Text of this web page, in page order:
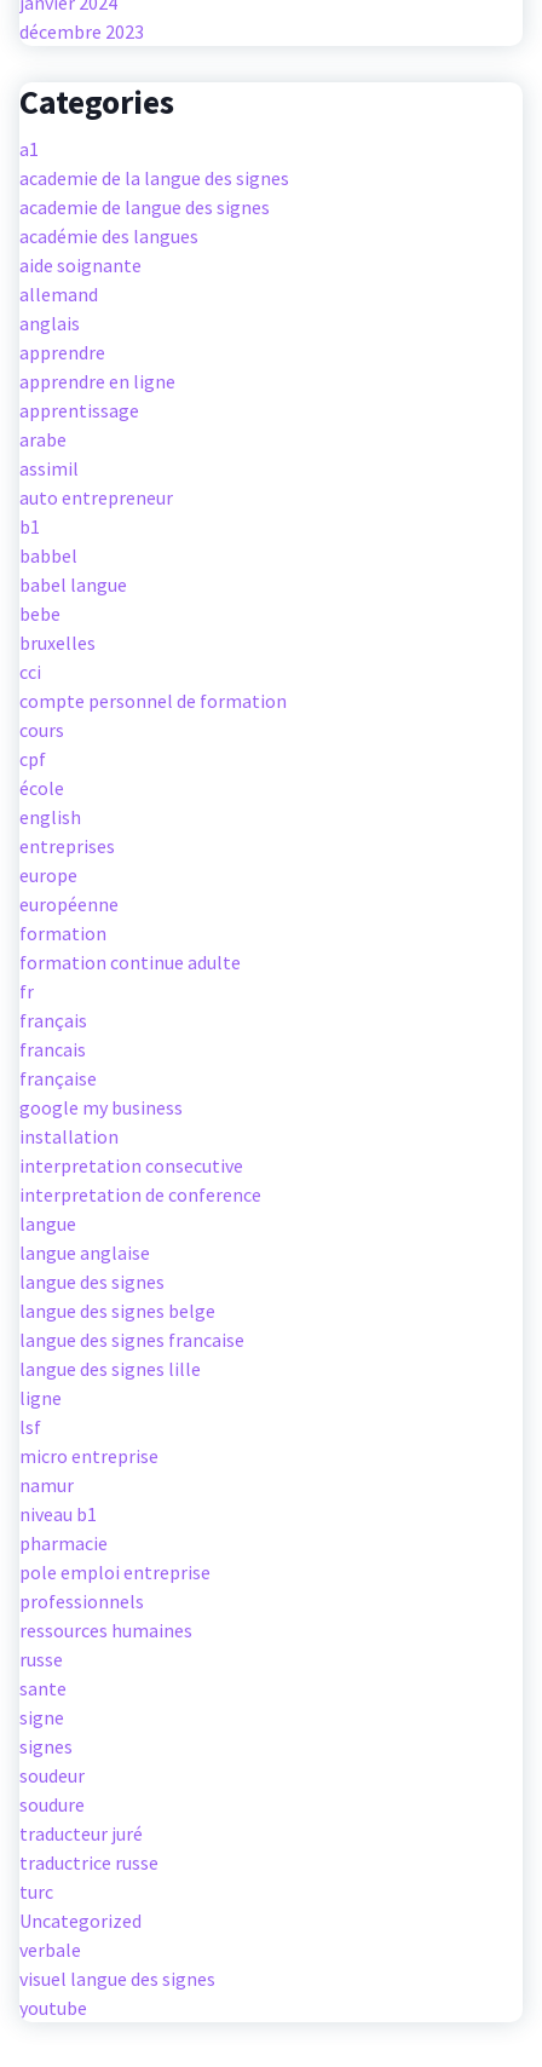
décembre 2023
Categories
a1
academie de la langue des signes
academie de langue des signes
académie des langues
aide soignante
allemand
anglais
apprendre
apprendre en ligne
apprentissage
arabe
assimil
auto entrepreneur
b1
babbel
babel langue
bebe
bruxelles
cci
compte personnel de formation
cours
cpf
école
english
entreprises
europe
européenne
formation
formation continue adulte
fr
français
francais
française
google my business
installation
interpretation consecutive
interpretation de conference
langue
langue anglaise
langue des signes
langue des signes belge
langue des signes francaise
langue des signes lille
ligne
lsf
micro entreprise
namur
niveau b1
pharmacie
pole emploi entreprise
professionnels
ressources humaines
russe
sante
signe
signes
soudeur
soudure
traducteur juré
traductrice russe
turc
Uncategorized
verbale
visuel langue des signes
youtube